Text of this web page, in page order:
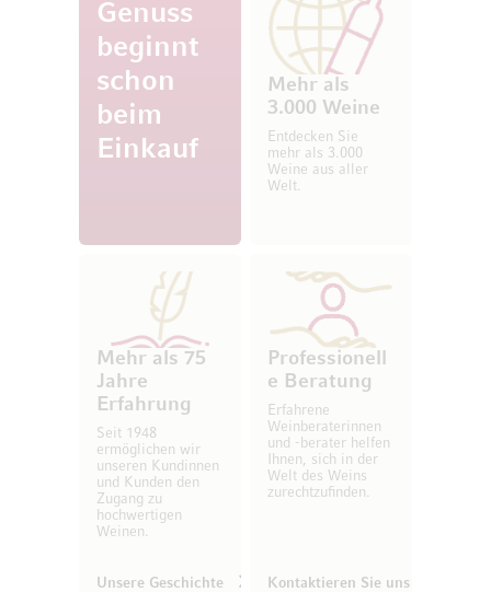
Genuss
beginnt
schon
beim
Einkauf
Mehr als
3.000 Weine
Entdecken Sie
mehr als 3.000
Weine aus aller
Welt.
Mehr als 75
Jahre
Erfahrung
Seit 1948
ermöglichen wir
unseren Kundinnen
und Kunden den
Zugang zu
hochwertigen
Weinen.
Unsere Geschichte
Professionell
e Beratung
Erfahrene
Weinberaterinnen
und -berater helfen
Ihnen, sich in der
Welt des Weins
zurechtzufinden.
Kontaktieren Sie uns